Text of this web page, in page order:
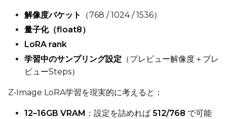
Sample Every
解像度バケット
（768 / 1024 / 1536）
量子化（float8）
LoRA rank
学習中のサンプリング設定 （プレビュー解像度＋プレ
ビューSteps）
Z‑Image LoRA学習を現実的に考えると：
12–16GB VRAM ：設定を詰めれば 512/768 で可能